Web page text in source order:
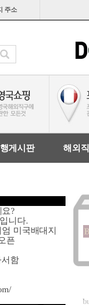
?
니다.
미국배대지
픈
함
주소
게시판 해외